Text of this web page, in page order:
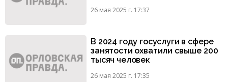
26 мая 2025 г. 17:37
В 2024 году госуслуги в сфере
занятости охватили свыше 200
тысяч человек
26 мая 2025 г. 17:35